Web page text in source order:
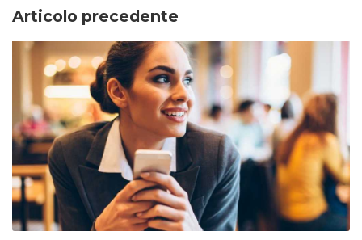
Articolo precedente